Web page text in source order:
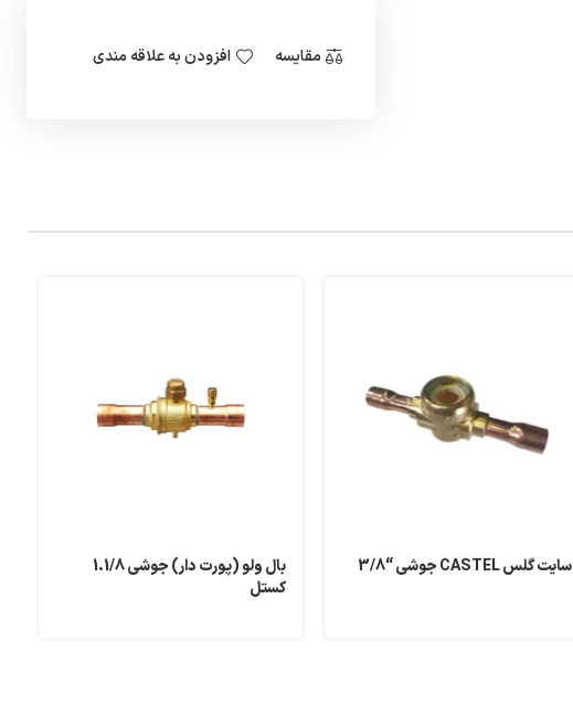
مقایسه افزودن به علاقه مندی
سایت گلس CASTEL جوشی “3/8
بال ولو (پورت دار) جوشی 1.1/8
کستل